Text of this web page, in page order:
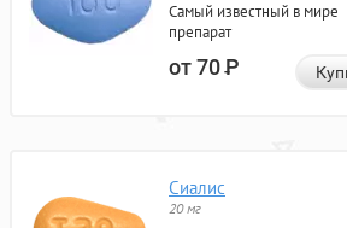
Самый известный в мире
препарат
от 70Р
Сиалис
20 мг